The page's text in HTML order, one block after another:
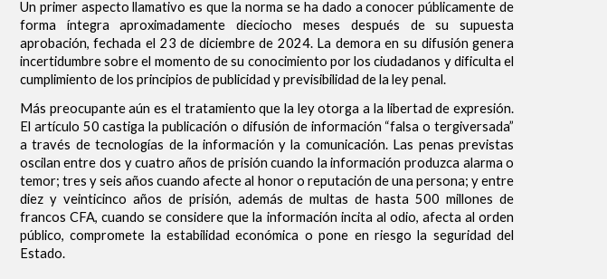
Un primer aspecto llamativo es que la norma se ha dado a conocer públicamente de
forma íntegra aproximadamente dieciocho meses después de su supuesta
aprobación, fechada el 23 de diciembre de 2024. La demora en su difusión genera
incertidumbre sobre el momento de su conocimiento por los ciudadanos y dificulta el
cumplimiento de los principios de publicidad y previsibilidad de la ley penal.
Más preocupante aún es el tratamiento que la ley otorga a la libertad de expresión.
El artículo 50 castiga la publicación o difusión de información “falsa o tergiversada”
a través de tecnologías de la información y la comunicación. Las penas previstas
oscilan entre dos y cuatro años de prisión cuando la información produzca alarma o
temor; tres y seis años cuando afecte al honor o reputación de una persona; y entre
diez y veinticinco años de prisión, además de multas de hasta 500 millones de
francos CFA, cuando se considere que la información incita al odio, afecta al orden
público, compromete la estabilidad económica o pone en riesgo la seguridad del
Estado.